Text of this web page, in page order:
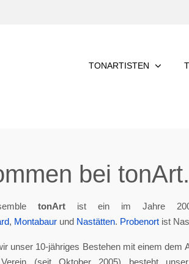
TONARTISTEN
bei tonArt.
tonArt ist ein im Jahre 2002
, Montabaur und Nastätten. Probenort ist
unser 10-jähriges Bestehen mit einem
Verein (seit Oktober 2005) besteht